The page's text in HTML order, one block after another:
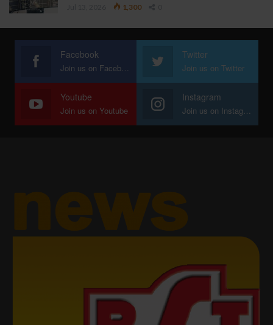
1,300
Facebook
Join us on Facebook
Twitter
Join us on Twitter
Youtube
Join us on Youtube
Instagram
Join us on Instagram